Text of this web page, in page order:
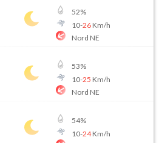
52%
10-26Km/h
Nord NE
53%
10-25 Km/h
Nord NE
54%
10-24Km/h